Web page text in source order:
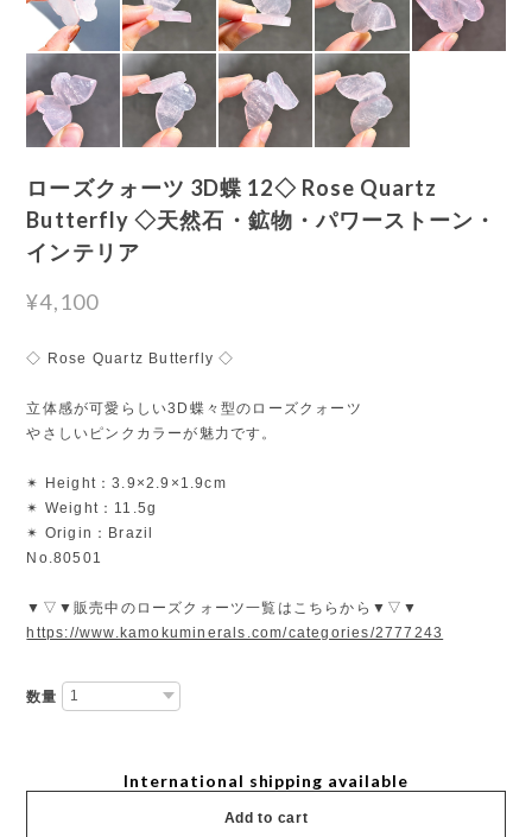
ローズクォーツ 3D蝶 12◇ Rose Quartz
Butterfly ◇天然石・鉱物・パワーストーン・
インテリア
¥4,100
◇ Rose Quartz Butterfly ◇
立体感が可愛らしい3D蝶々型のローズクォーツ
やさしいピンクカラーが魅力です。
✴︎ Height：3.9×2.9×1.9cm
✴︎ Weight：11.5g
✴︎ Origin：Brazil
No.80501
▼▽▼販売中のローズクォーツ一覧はこちらから▼▽▼
https://www.kamokuminerals.com/categories/2777243
数量
International shipping available
Add to cart